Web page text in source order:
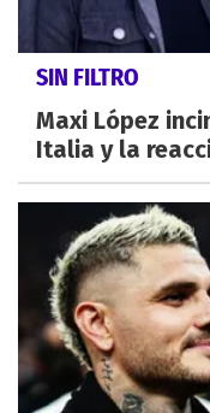
SIN FILTRO
Maxi López
Italia y la